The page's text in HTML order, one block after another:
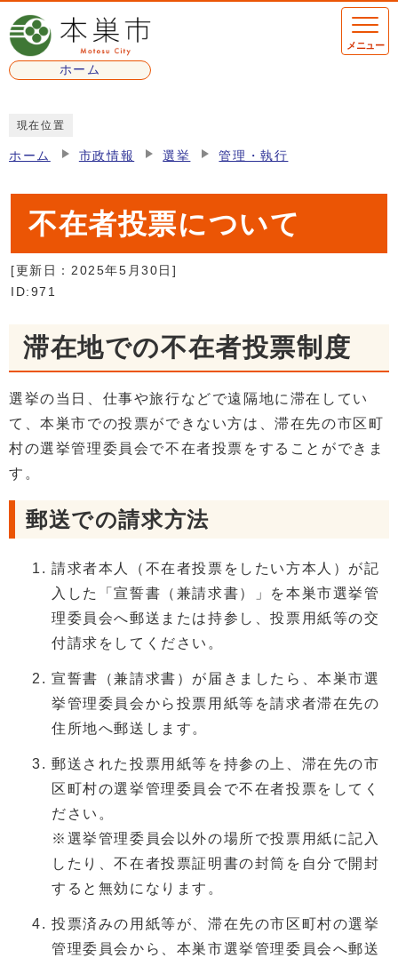
ページの先頭です
ホーム
メニュー
現在位置
ホーム 市政情報 選挙 管理・執行
不在者投票について
[更新日： 2025年5月30日 ]
ID:971
滞在地での不在者投票制度
選挙の当日、仕事や旅行などで遠隔地に滞在してい
て、本巣市での投票ができない方は、滞在先の市区町
村の選挙管理委員会で不在者投票をすることができま
す。
郵送での請求方法
請求者本人（不在者投票をしたい方本人）が記
入した「宣誓書（兼請求書）」を本巣市選挙管
理委員会へ郵送または持参し、投票用紙等の交
付請求をしてください。
宣誓書（兼請求書）が届きましたら、本巣市選
挙管理委員会から投票用紙等を請求者滞在先の
住所地へ郵送します。
郵送された投票用紙等を持参の上、滞在先の市
区町村の選挙管理委員会で不在者投票をしてく
ださい。
※選挙管理委員会以外の場所で投票用紙に記入
したり、不在者投票証明書の封筒を自分で開封
すると無効になります。
投票済みの用紙等が、滞在先の市区町村の選挙
管理委員会から、本巣市選挙管理委員会へ郵送